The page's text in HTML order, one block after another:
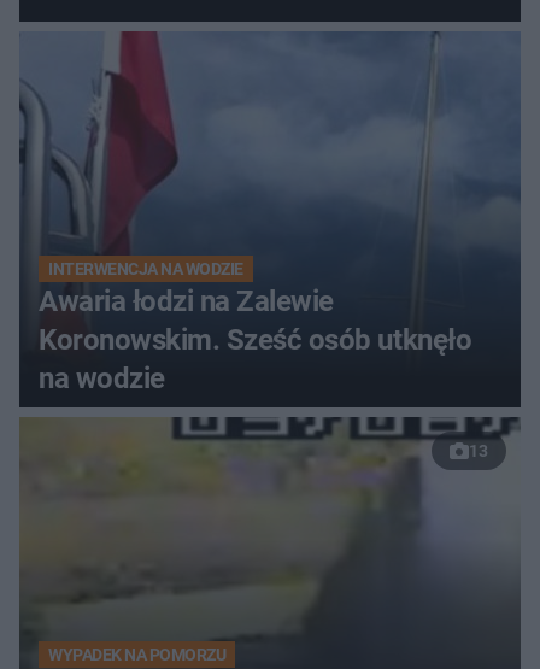
do szpitala
INTERWENCJA NA WODZIE
Awaria łodzi na Zalewie
Koronowskim. Sześć osób utknęło
na wodzie
13
WYPADEK NA POMORZU